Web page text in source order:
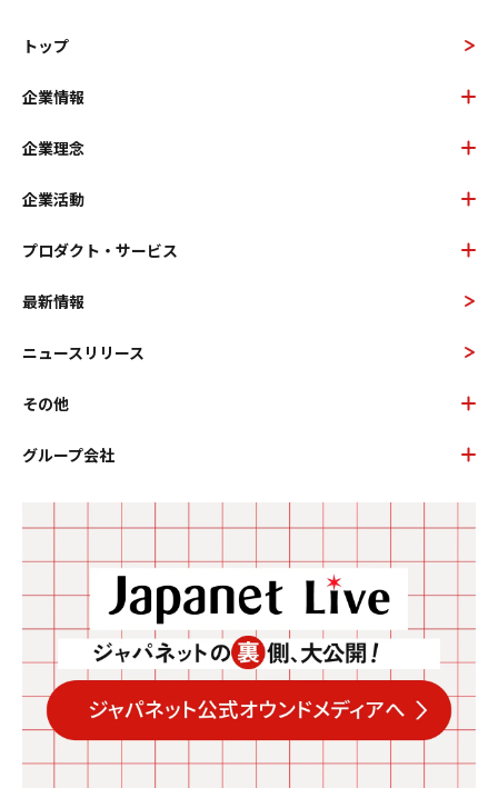
トップ
企業情報
企業理念
企業活動
プロダクト・サービス
最新情報
ニュースリリース
その他
グループ会社